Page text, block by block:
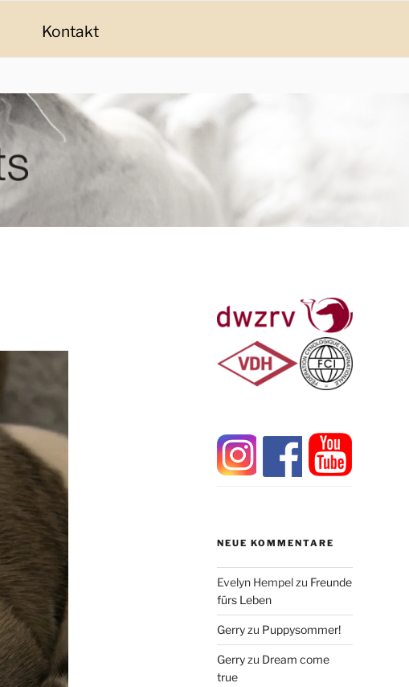
Kontakt
NEUE KOMMENTARE
Evelyn Hempel zu Freunde
fürs Leben
Gerry zu Puppysommer!
Gerry zu Dream come
true